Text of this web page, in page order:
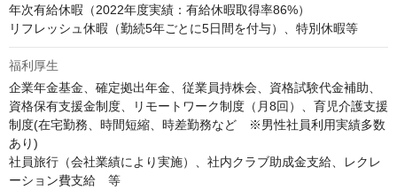
年次有給休暇（2022年度実績：有給休暇取得率86%）
リフレッシュ休暇（勤続5年ごとに5日間を付与）、特別休暇等
福利厚生
企業年金基金、確定拠出年金、従業員持株会、資格試験代金補助、
資格保有支援金制度、リモートワーク制度（月8回）、育児介護支援
制度(在宅勤務、時間短縮、時差勤務など　※男性社員利用実績多数
あり)
社員旅行（会社業績により実施）、社内クラブ助成金支給、レクレ
ーション費支給　等